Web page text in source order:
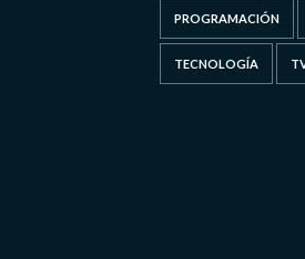
PROGRAMACIÓN
TECNOLOGÍA